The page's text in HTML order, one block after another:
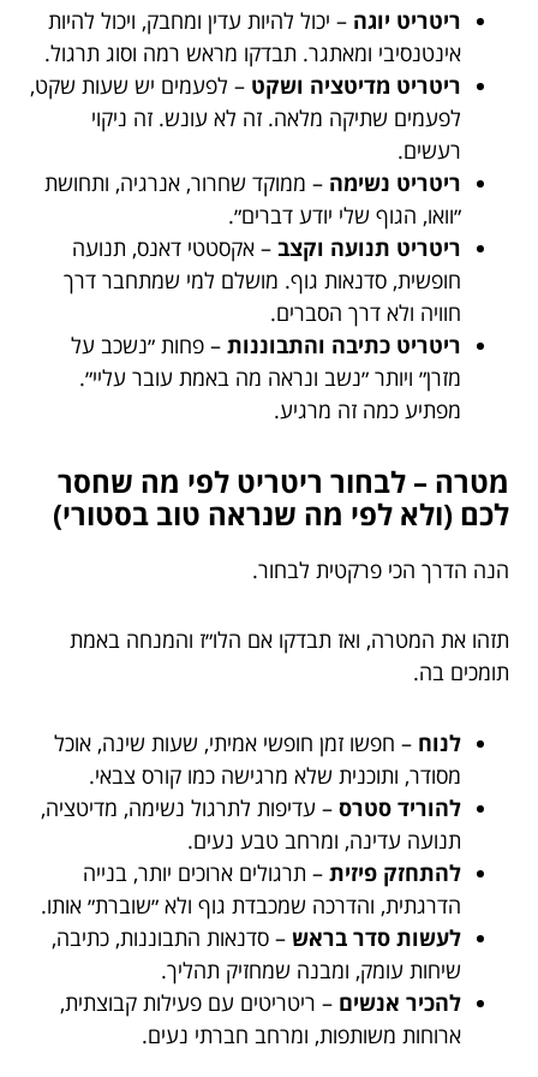
ריטריט יוגה – יכול להיות עדין ומחבק, ויכול להיות
אינטנסיבי ומאתגר. תבדקו מראש רמה וסוג תרגול.
ריטריט מדיטציה ושקט – לפעמים יש שעות שקט,
לפעמים שתיקה מלאה. זה לא עונש. זה ניקוי
רעשים.
ריטריט נשימה – ממוקד שחרור, אנרגיה, ותחושת
״וואו, הגוף שלי יודע דברים״.
ריטריט תנועה וקצב – אקסטטי דאנס, תנועה
חופשית, סדנאות גוף. מושלם למי שמתחבר דרך
חוויה ולא דרך הסברים.
ריטריט כתיבה והתבוננות – פחות ״נשכב על
מזרן״ ויותר ״נשב ונראה מה באמת עובר עליי״.
מפתיע כמה זה מרגיע.
מטרה – לבחור ריטריט לפי מה שחסר
לכם (ולא לפי מה שנראה טוב בסטורי)
הנה הדרך הכי פרקטית לבחור.
תזהו את המטרה, ואז תבדקו אם הלו״ז והמנחה באמת
תומכים בה.
לנוח – חפשו זמן חופשי אמיתי, שעות שינה, אוכל
מסודר, ותוכנית שלא מרגישה כמו קורס צבאי.
להוריד סטרס – עדיפות לתרגול נשימה, מדיטציה,
תנועה עדינה, ומרחב טבע נעים.
להתחזק פיזית – תרגולים ארוכים יותר, בנייה
הדרגתית, והדרכה שמכבדת גוף ולא ״שוברת״ אותו.
לעשות סדר בראש – סדנאות התבוננות, כתיבה,
שיחות עומק, ומבנה שמחזיק תהליך.
להכיר אנשים – ריטריטים עם פעילות קבוצתית,
ארוחות משותפות, ומרחב חברתי נעים.